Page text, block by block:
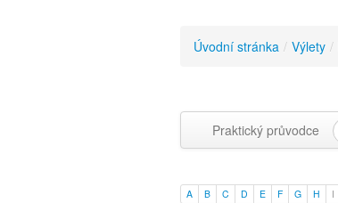
Úvodní stránka / Výlety /
Praktický průvodce
A B C D E F G H I